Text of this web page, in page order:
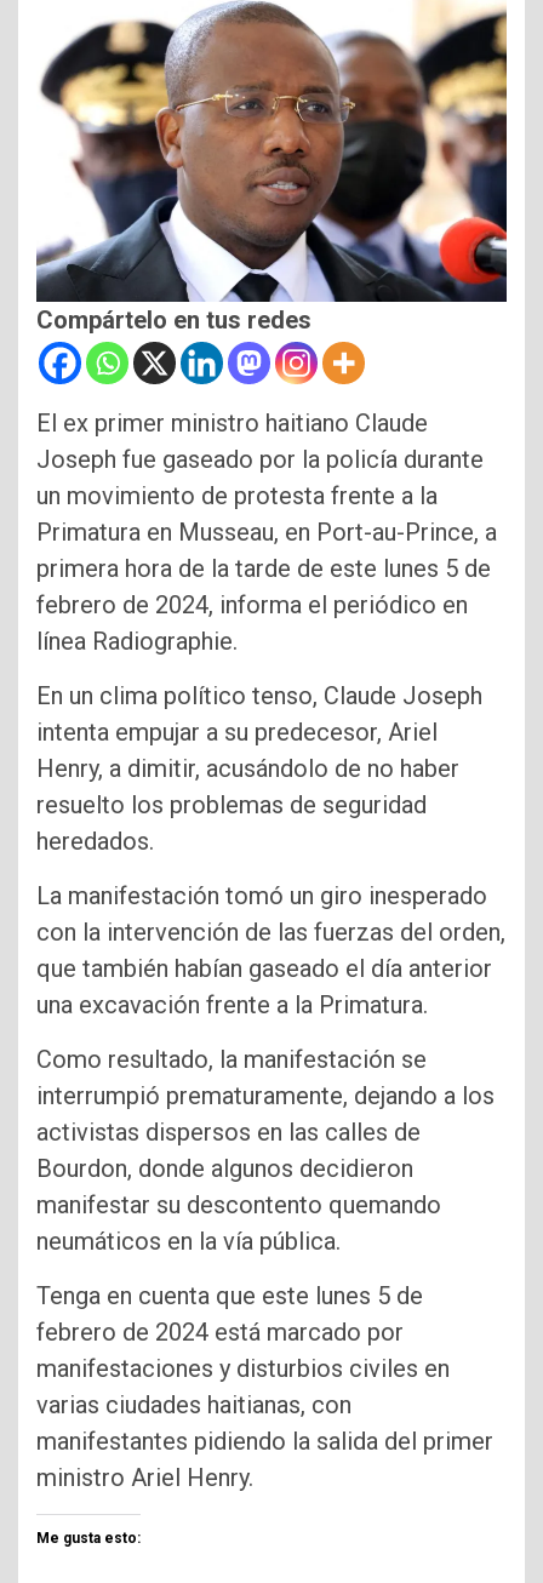
Compártelo en tus redes
El ex primer ministro haitiano Claude
Joseph fue gaseado por la policía durante
un movimiento de protesta frente a la
Primatura en Musseau, en Port-au-Prince, a
primera hora de la tarde de este lunes 5 de
febrero de 2024, informa el periódico en
línea Radiographie.
En un clima político tenso, Claude Joseph
intenta empujar a su predecesor, Ariel
Henry, a dimitir, acusándolo de no haber
resuelto los problemas de seguridad
heredados.
La manifestación tomó un giro inesperado
con la intervención de las fuerzas del orden,
que también habían gaseado el día anterior
una excavación frente a la Primatura.
Como resultado, la manifestación se
interrumpió prematuramente, dejando a los
activistas dispersos en las calles de
Bourdon, donde algunos decidieron
manifestar su descontento quemando
neumáticos en la vía pública.
Tenga en cuenta que este lunes 5 de
febrero de 2024 está marcado por
manifestaciones y disturbios civiles en
varias ciudades haitianas, con
manifestantes pidiendo la salida del primer
ministro Ariel Henry.
Me gusta esto: